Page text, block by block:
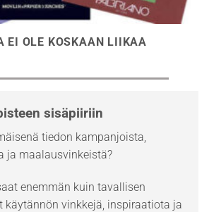
EI OLE KOSKAAN LIIKAA
sisäpiiriin
tiedon kampanjoista,
ja maalausvinkeistä?
enemmän kuin tavallisen
käytännön vinkkejä, inspiraatiota ja